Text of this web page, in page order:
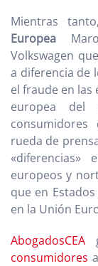
Mientras
Europea
Volkswagen
a diferencia de
el fraude en las
europea del
consumidores
rueda de
europeos y
que en
en la Unión
AbogadosCEA
consumidores